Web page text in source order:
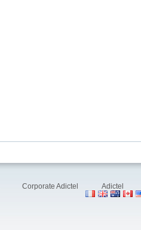
Corporate Adictel Adictel